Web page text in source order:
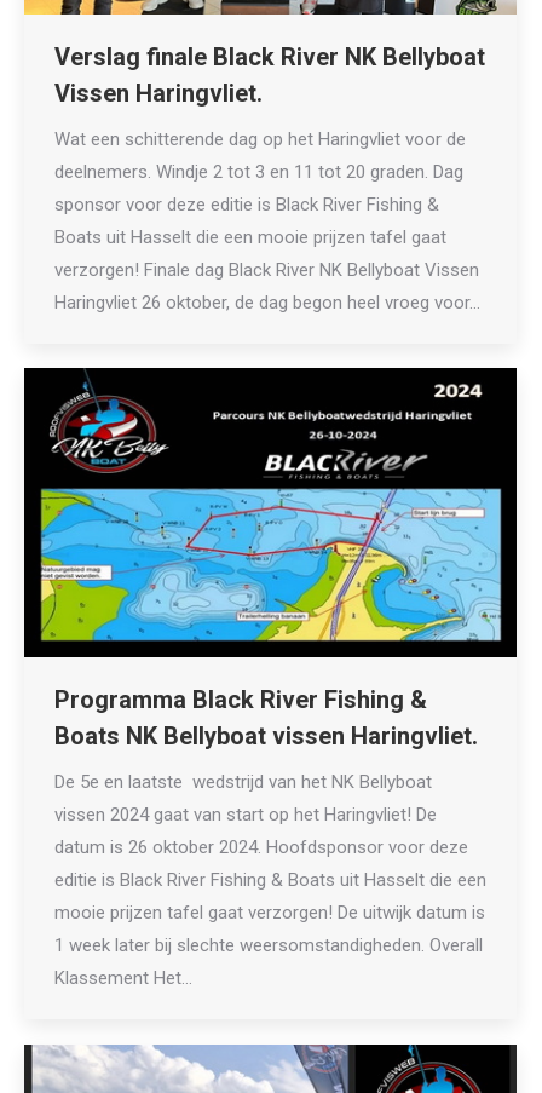
Verslag finale Black River NK Bellyboat
Vissen Haringvliet.
Wat een schitterende dag op het Haringvliet voor de
deelnemers. Windje 2 tot 3 en 11 tot 20 graden. Dag
sponsor voor deze editie is Black River Fishing &
Boats uit Hasselt die een mooie prijzen tafel gaat
verzorgen! Finale dag Black River NK Bellyboat Vissen
Haringvliet 26 oktober, de dag begon heel vroeg voor…
Programma Black River Fishing &
Boats NK Bellyboat vissen Haringvliet.
De 5e en laatste wedstrijd van het NK Bellyboat
vissen 2024 gaat van start op het Haringvliet! De
datum is 26 oktober 2024. Hoofdsponsor voor deze
editie is Black River Fishing & Boats uit Hasselt die een
mooie prijzen tafel gaat verzorgen! De uitwijk datum is
1 week later bij slechte weersomstandigheden. Overall
Klassement Het…